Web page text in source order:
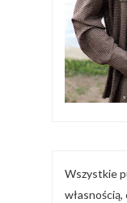
Wszystkie